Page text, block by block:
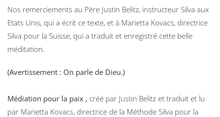
Nos remerciements au Père Justin Belitz, instructeur Silva aux
Etats Unis, qui a écrit ce texte, et à Marietta Kovacs, directrice
Silva pour la Suisse, qui a traduit et enregistré cette belle
méditation.
(Avertissement : On parle de Dieu.)
Médiation pour la paix , créé par Justin Belitz et traduit et lu
par Marietta Kovacs, directrice de la Méthode Silva pour la